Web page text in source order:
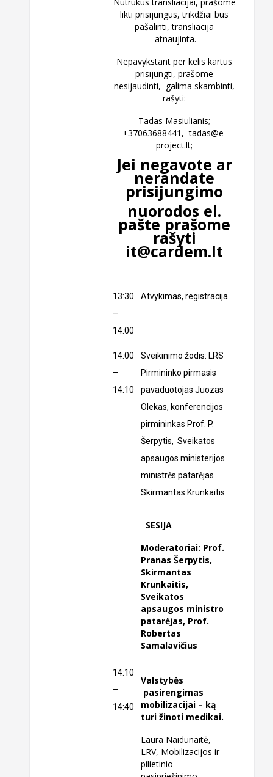
likti prisijungus, trikdžiai bus
pašalinti, transliacija
atnaujinta.
Nepavykstant per kelis kartus
prisijungti, prašome
nesijaudinti, galima skambinti,
rašyti:
Tadas Masiulianis;
+37063688441,tadas@e-
project.lt;
Jei negavote ar
nerandate
prisijungimo
nuorodos el.
pašte prašome
rašyti
it@cardem.lt
13:30
–
14:00
Atvykimas, registracija
14:00
–
14:10
Sveikinimo žodis: LRS
Pirmininko pirmasis
pavaduotojas Juozas
Olekas, konferencijos
pirmininkas Prof. P.
Šerpytis, Sveikatos
apsaugos ministerijos
ministrės patarėjas
Skirmantas Krunkaitis
SESIJA
Moderatoriai: Prof.
Pranas Šerpytis,
Skirmantas
Krunkaitis,
Sveikatos
apsaugos ministro
patarėjas, Prof.
Robertas
Samalavičius
14:10
–
14:40
Valstybės
pasirengimas
mobilizacijai – ką
turi žinoti medikai.
Laura Naidūnaitė,
LRV, Mobilizacijos ir
pilietinio